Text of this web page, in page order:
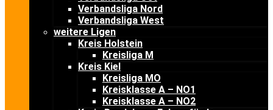
Verbandsliga Nord
Verbandsliga West
weitere Ligen
Kreis Holstein
Kreisliga M
Kreis Kiel
Kreisliga MO
Kreisklasse A – NO1
Kreisklasse A – NO2